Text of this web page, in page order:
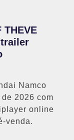
THEVE
Namco
2026 com
online
venda.